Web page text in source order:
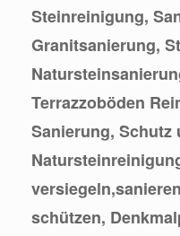
Steinreinigung,
Granitsanierung,
Terrazzoböden
Sanierung, Schutz
schützen,